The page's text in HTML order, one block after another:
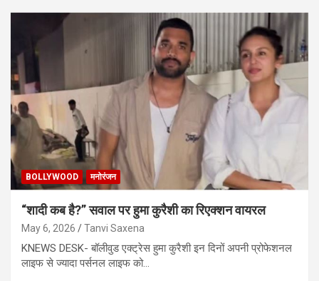
BOLLYWOOD मनोरंजन
“शादी कब है?” सवाल पर हुमा कुरैशी का रिएक्शन वायरल
May 6, 2026 Tanvi Saxena
KNEWS DESK- बॉलीवुड एक्ट्रेस हुमा कुरैशी इन दिनों अपनी प्रोफेशनल
लाइफ से ज्यादा पर्सनल लाइफ को…